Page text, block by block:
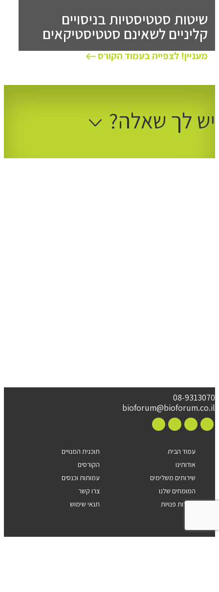
שיטות סטטיסטיות בניסויים
קליניים לשאינם סטטיסטיקאים
מעניין! לצפייה בעמוד הקורס
יש לך שאלה?
08-9313070
bioforum@bioforum.co.il
עמוד הבית
תוכנית המנויים
אודותינו
הקורסים
שירותים משלימים
עמותות וכנסים
המומחים שלנו
צרו קשר
משרות פנויות
תנאי שימוש